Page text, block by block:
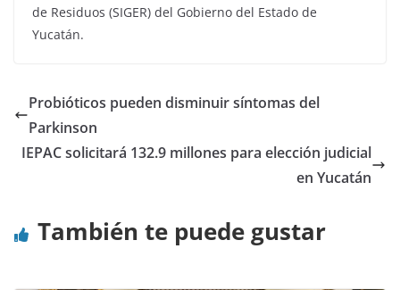
de Residuos (SIGER) del Gobierno del Estado de
Yucatán.
Probióticos pueden disminuir síntomas del
Parkinson
IEPAC solicitará 132.9 millones para elección judicial
en Yucatán
También te puede gustar